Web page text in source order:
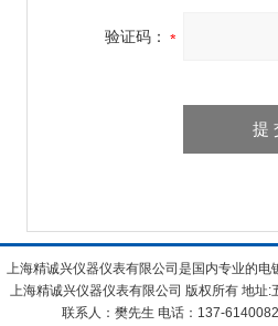
验证码：
上海精诚兴仪器仪表有限公司是国内专业的
上海精诚兴仪器仪表有限公司 版权所有 地
联系人：樊先生 电话：137-